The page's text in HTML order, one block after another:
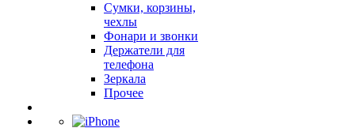
Сумки, корзины,
чехлы
Фонари и звонки
Держатели для
телефона
Зеркала
Прочее